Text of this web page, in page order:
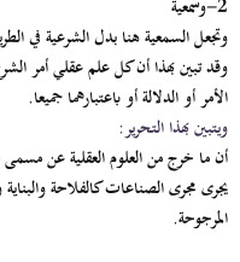
2-وسمعية
وتجعل السمعية هنا بدل الشرعية في
وقد تبين بهذا أن كل علم عقلي أمر
الأمر أو الدلالة أو باعتبارهما جميعا.
ويتبين بهذا التحرير:
أن ما خرج من العلوم العقلية عن مسمى
يجرى مجرى الصناعات كالفلاحة
المرجوحة.